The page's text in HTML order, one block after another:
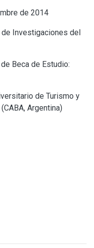
de 2014
de Investigaciones del
Beca de Estudio:
de Turismo y
Argentina)